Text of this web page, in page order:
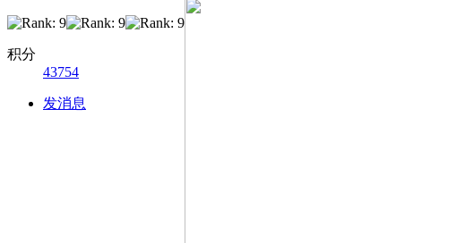
积分
43754
发消息